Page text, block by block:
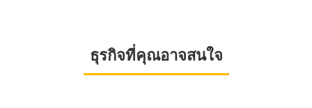
ธุรกิจที่คุณอาจสนใจ